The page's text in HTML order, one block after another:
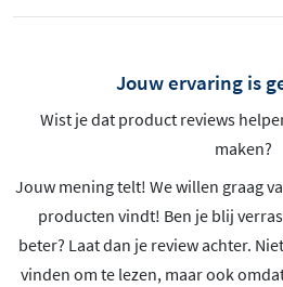
Jouw ervaring is
Wist je dat product reviews
maken?
Jouw mening telt! We willen graag
producten vindt! Ben je blij
beter? Laat dan je review achter.
vinden om te lezen, maar ook